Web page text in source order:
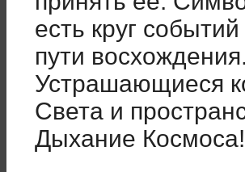
есть круг
пути восхождения.
Устрашающиеся
Света и
Дыхание Космоса!